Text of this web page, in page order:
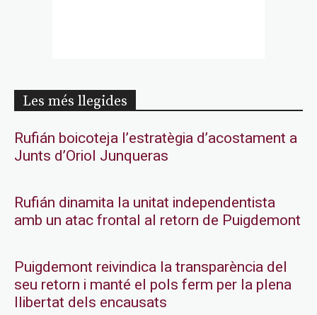
Les més llegides
Rufián boicoteja l’estratègia d’acostament a
Junts d’Oriol Junqueras
Rufián dinamita la unitat independentista
amb un atac frontal al retorn de Puigdemont
Puigdemont reivindica la transparència del
seu retorn i manté el pols ferm per la plena
llibertat dels encausats